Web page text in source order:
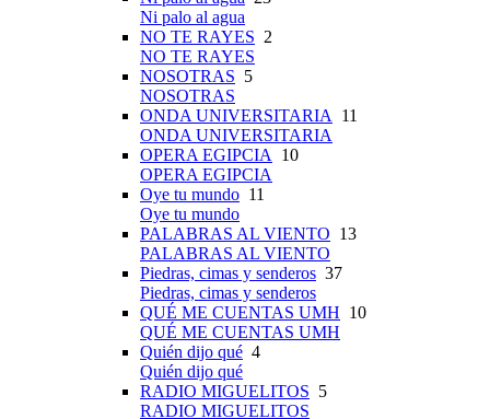
Ni palo al agua
NO TE RAYES 2
NO TE RAYES
NOSOTRAS 5
NOSOTRAS
ONDA UNIVERSITARIA 11
ONDA UNIVERSITARIA
OPERA EGIPCIA 10
OPERA EGIPCIA
Oye tu mundo 11
Oye tu mundo
PALABRAS AL VIENTO 13
PALABRAS AL VIENTO
Piedras, cimas y senderos 37
Piedras, cimas y senderos
QUÉ ME CUENTAS UMH 10
QUÉ ME CUENTAS UMH
Quién dijo qué 4
Quién dijo qué
RADIO MIGUELITOS 5
RADIO MIGUELITOS